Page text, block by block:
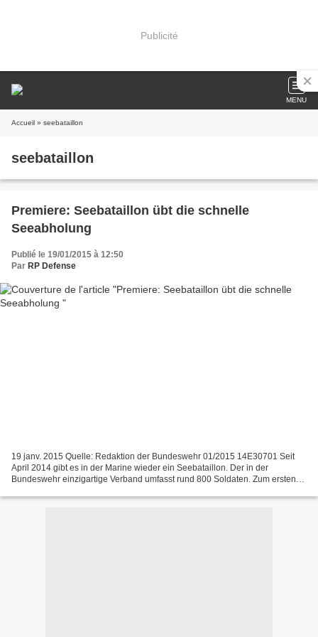
Publicité
MENU
Accueil » seebataillon
seebataillon
Premiere: Seebataillon übt die schnelle
Seeabholung
Publié le 19/01/2015 à 12:50
Par RP Defense
19 janv. 2015 Quelle: Redaktion der Bundeswehr 01/2015 14E30701 Seit
April 2014 gibt es in der Marine wieder ein Seebataillon. Der in der
Bundeswehr einzigartige Verband umfasst rund 800 Soldaten. Zum ersten